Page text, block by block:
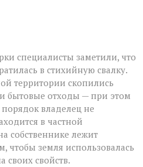
специалисты заметили, что
в стихийную свалку.
территории скопились
бытовые отходы — при этом
владелец не
в частной
собственнике лежит
чтобы земля использовалась
своих свойств.